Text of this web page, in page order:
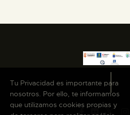
Tu Privacidad es importante para
nosotros. Por ello, te informamos
que utilizamos cookies propias y